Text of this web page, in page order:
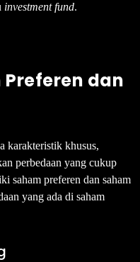
investment fund.
dan
karakteristik khusus,
perbedaan yang cukup
saham preferen dan saham
yang ada di saham